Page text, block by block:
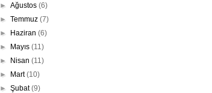
►Ağustos(6)
►Temmuz(7)
► Haziran(6)
► Mayıs(11)
► Nisan(11)
► Mart(10)
►Şubat(9)